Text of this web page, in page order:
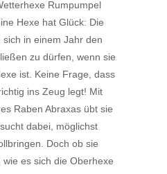
Rumpumpel
Hexe hat Glück: Die
in einem Jahr den
zu dürfen, wenn sie
ist. Keine Frage, dass
ins Zeug legt! Mit
Raben Abraxas übt sie
dabei, möglichst
Doch ob sie
es sich die Oberhexe